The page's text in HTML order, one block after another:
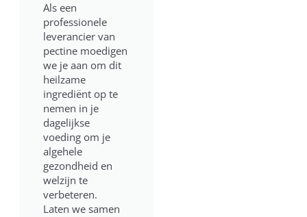
Als een
professionele
leverancier van
pectine moedigen
we je aan om dit
heilzame
ingrediënt op te
nemen in je
dagelijkse
voeding om je
algehele
gezondheid en
welzijn te
verbeteren.
Laten we samen